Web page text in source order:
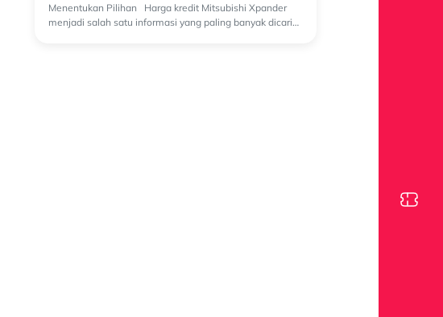
Menentukan Pilihan Harga kredit Mitsubishi Xpander
menjadi salah satu informasi yang paling banyak dicari